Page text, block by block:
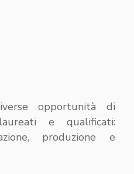
opportunità di
e qualificati:
produzione e